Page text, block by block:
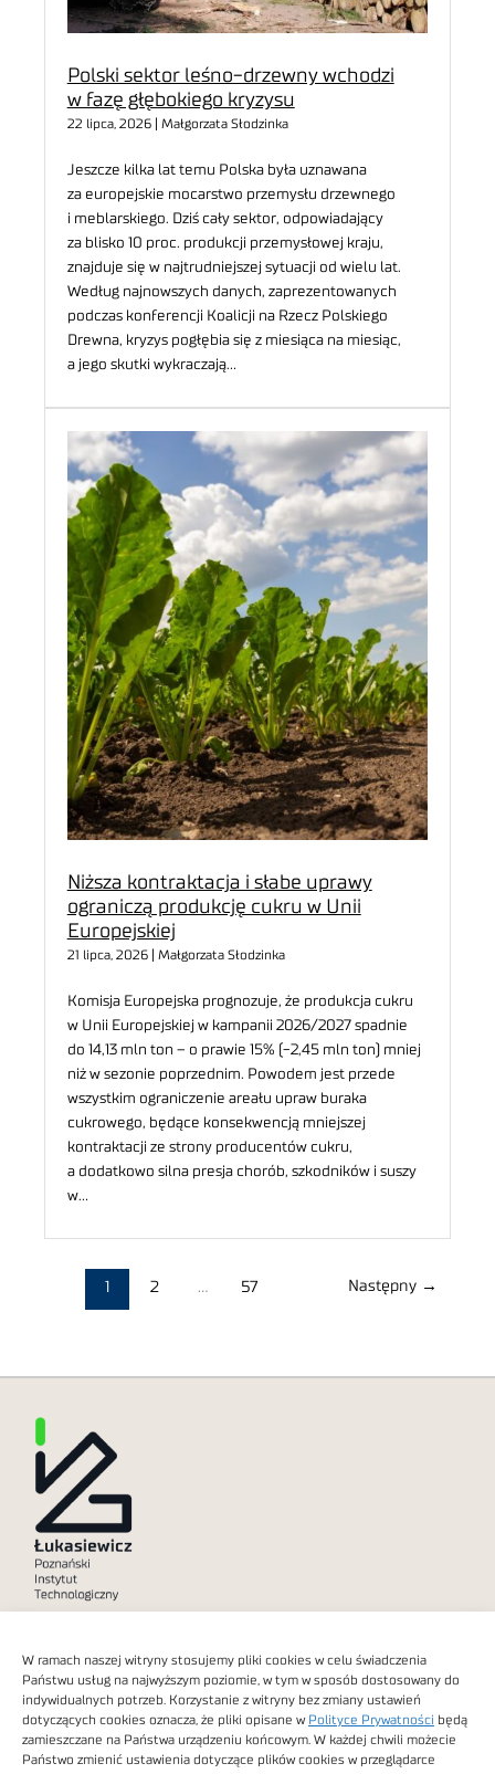
W ramach naszej witryny stosujemy pliki cookies w celu świadczenia
Państwu usług na najwyższym poziomie, w tym w sposób dostosowany do
indywidualnych potrzeb. Korzystanie z witryny bez zmiany ustawień
dotyczących cookies oznacza, że pliki opisane w Polityce Prywatności będą
zamieszczane na Państwa urządzeniu końcowym. W każdej chwili możecie
Państwo zmienić ustawienia dotyczące plików cookies w przeglądarce
Polski sektor leśno-drzewny wchodzi
w fazę głębokiego kryzysu
22 lipca, 2026 | Małgorzata Słodzinka
Jeszcze kilka lat temu Polska była uznawana
za europejskie mocarstwo przemysłu drzewnego
i meblarskiego. Dziś cały sektor, odpowiadający
za blisko 10 proc. produkcji przemysłowej kraju,
znajduje się w najtrudniejszej sytuacji od wielu lat.
Według najnowszych danych, zaprezentowanych
podczas konferencji Koalicji na Rzecz Polskiego
Drewna, kryzys pogłębia się z miesiąca na miesiąc,
a jego skutki wykraczają…
Niższa kontraktacja i słabe uprawy
ograniczą produkcję cukru w Unii
Europejskiej
21 lipca, 2026 | Małgorzata Słodzinka
Komisja Europejska prognozuje, że produkcja cukru
w Unii Europejskiej w kampanii 2026/2027 spadnie
do 14,13 mln ton – o prawie 15% (-2,45 mln ton) mniej
niż w sezonie poprzednim. Powodem jest przede
wszystkim ograniczenie areału upraw buraka
cukrowego, będące konsekwencją mniejszej
kontraktacji ze strony producentów cukru,
a dodatkowo silna presja chorób, szkodników i suszy
w…
1 2 … 57 Następny →
Dostępność cyfrowa